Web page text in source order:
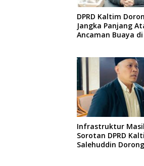
DPRD Kaltim
Jangka Panjang
Ancaman Buaya
Infrastruktur
Sorotan DPRD
Salehuddin Dorong